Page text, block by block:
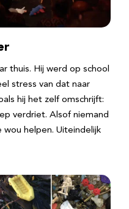
thuis. Hij werd op school
stress van dat naar
hij het zelf omschrijft:
verdriet. Alsof niemand
helpen. Uiteindelijk